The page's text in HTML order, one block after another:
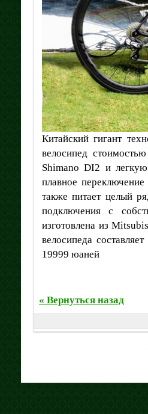
Китайский гигант
велосипед
Shimano DI2 и
плавное
также питает целый
подключения с
изготовлена из
велосипеда
19999 юаней
« Вернуться назад